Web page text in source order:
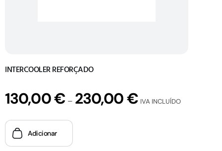
INTERCOOLER REFORÇADO
130,00€ – 230,00€ IVA INCLUÍDO
Adicionar